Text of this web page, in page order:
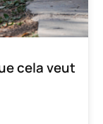
cela veut